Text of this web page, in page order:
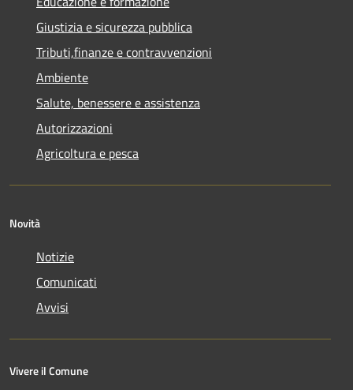
Giustizia e sicurezza pubblica
Tributi,finanze e contravvenzioni
Ambiente
Salute, benessere e assistenza
Autorizzazioni
Agricoltura e pesca
Novità
Notizie
Comunicati
Avvisi
Vivere il Comune